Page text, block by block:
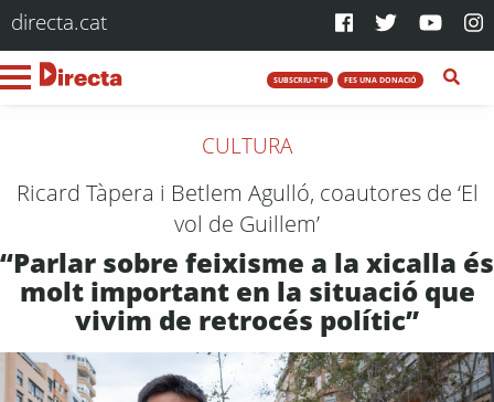
directa.cat
SUBSCRIU-T'HI FES UNA DONACIÓ
CULTURA
Ricard Tàpera i Betlem Agulló, coautores de ‘El
vol de Guillem’
“Parlar sobre feixisme a la xicalla és
molt important en la situació que
vivim de retrocés polític”